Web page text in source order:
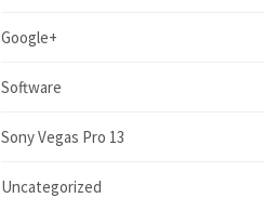
Google+
Software
Sony Vegas Pro 13
Uncategorized